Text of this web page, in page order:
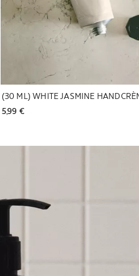
(30 ML) WHITE JASMINE
5,99 €